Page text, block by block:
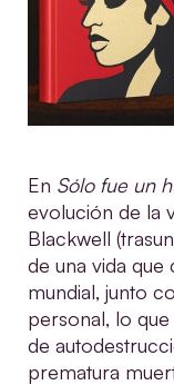
En Sólo fue un
evolución de la
Blackwell
de una vida
mundial, junto
personal, lo
de
prematura